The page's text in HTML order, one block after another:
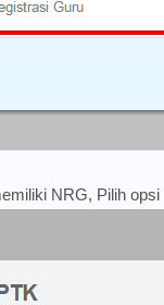
NRG, Pilih opsi